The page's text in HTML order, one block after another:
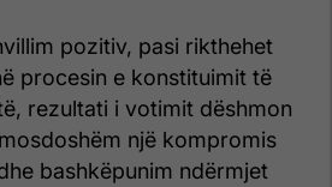
pozitiv, pasi rikthehet
procesin e konstituimit të
rezultati i votimit dëshmon
një kompromis
bashkëpunim ndërmjet